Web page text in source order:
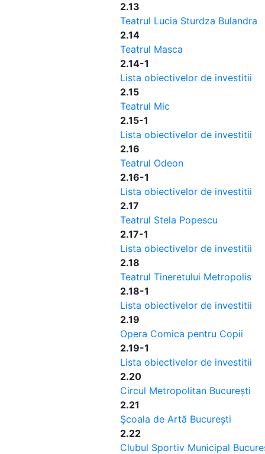
2.13
Teatrul Lucia Sturdza Bulandra
2.14
Teatrul Masca
2.14-1
Lista obiectivelor de investitii
2.15
Teatrul Mic
2.15-1
Lista obiectivelor de investitii
2.16
Teatrul Odeon
2.16-1
Lista obiectivelor de investitii
2.17
Teatrul Stela Popescu
2.17-1
Lista obiectivelor de investitii
2.18
Teatrul Tineretului Metropolis
2.18-1
Lista obiectivelor de investitii
2.19
Opera Comica pentru Copii
2.19-1
Lista obiectivelor de investitii
2.20
Circul Metropolitan București
2.21
Şcoala de Artă București
2.22
Clubul Sportiv Municipal